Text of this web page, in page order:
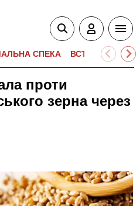
СПЕКА ВСТУПНА
проти
зерна через